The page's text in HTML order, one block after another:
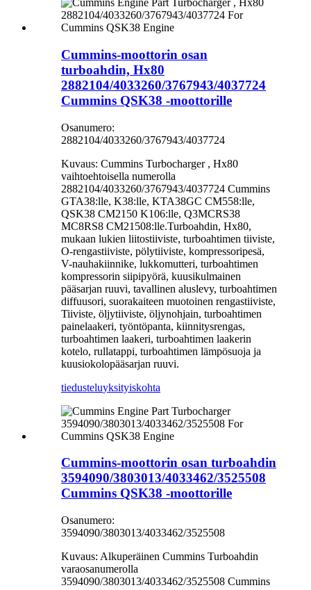
Cummins-moottorin osan
turboahdin, Hx80
2882104/4033260/3767943/4037724
Cummins QSK38 -moottorille
Osanumero:
2882104/4033260/3767943/4037724
Kuvaus: Cummins Turbocharger , Hx80
vaihtoehtoisella numerolla
2882104/4033260/3767943/4037724 Cummins
GTA38:lle, K38:lle, KTA38GC CM558:lle,
QSK38 CM2150 K106:lle, Q3MCRS38
MC8RS8 CM21508:lle.Turboahdin, Hx80,
mukaan lukien liitostiiviste, turboahtimen tiiviste,
O-rengastiiviste, pölytiiviste, kompressoripesä,
V-nauhakiinnike, lukkomutteri, turboahtimen
kompressorin siipipyörä, kuusikulmainen
pääsarjan ruuvi, tavallinen aluslevy, turboahtimen
diffuusori, suorakaiteen muotoinen rengastiiviste,
Tiiviste, öljytiiviste, öljynohjain, turboahtimen
painelaakeri, työntöpanta, kiinnitysrengas,
turboahtimen laakeri, turboahtimen laakerin
kotelo, rullatappi, turboahtimen lämpösuoja ja
kuusiokolopääsarjan ruuvi.
tiedusteluyksityiskohta
Cummins-moottorin osan turboahdin
3594090/3803013/4033462/3525508
Cummins QSK38 -moottorille
Osanumero:
3594090/3803013/4033462/3525508
Kuvaus: Alkuperäinen Cummins Turboahdin
varaosanumerolla
3594090/3803013/4033462/3525508 Cummins